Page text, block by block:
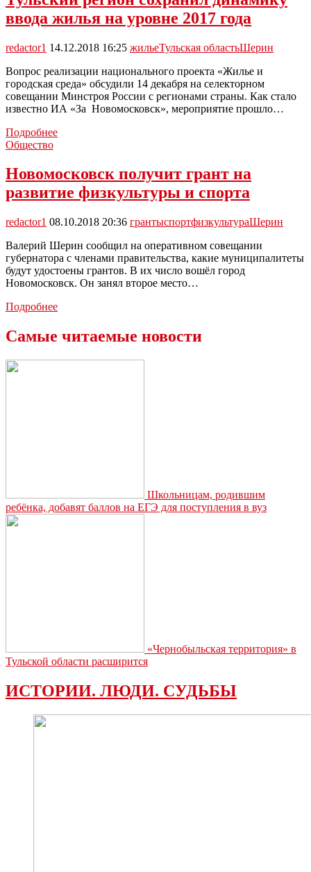
усилить
работу
физлицами
своевременной
оплате
налогов
ввода жилья на уровне 2017 года
redactor1 14.12.2018 16:25 жильеТульская областьШерин
Вопрос реализации национального проекта «Жилье и
городская среда» обсудили 14 декабря на селекторном
совещании Минстроя России с регионами страны. Как стало
известно ИА «За Новомосковск», мероприятие прошло…
ПодробнееТульский
динамику
ввода
жилья
уровне
года
Общество
Новомосковск получит грант на
развитие физкультуры и спорта
redactor1 08.10.2018 20:36 грантыспортфизкультураШерин
Валерий Шерин сообщил на оперативном совещании
губернатора с членами правительства, какие муниципалитеты
будут удостоены грантов. В их число вошёл город
Новомосковск. Он занял второе место…
ПодробнееНовомосковск
на
Самые читаемые новости
Школьницам, родившим
ребёнка, добавят баллов на ЕГЭ для поступления в вуз
«Чернобыльская территория» в
Тульской области расширится
ИСТОРИИ. ЛЮДИ. СУДЬБЫ